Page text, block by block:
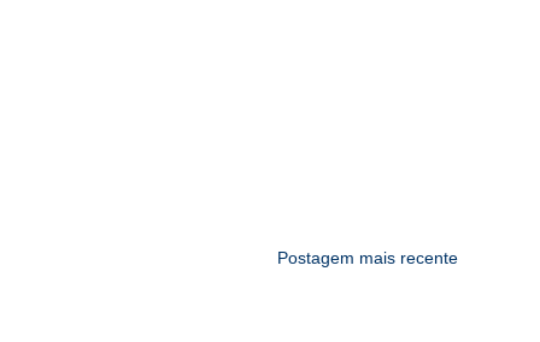
Postagem mais recente